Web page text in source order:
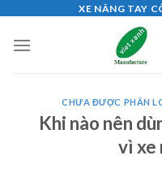
content
XE NÂNG TAY
CHƯA ĐƯỢC PHÂN
Khi nào nên
vì xe